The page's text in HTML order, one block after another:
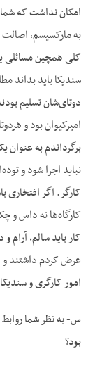
امکان نداشت که شما
سندیکا باید بداند
دوتای‌شان تسلیم
امیرکیوان بود و
برگرداندم به عنوان
نباید اجرا شود و
کارگر. اگر
کارگاه‌ها نه داس و
کار باید سالم، آرام
عرض کردم داشتند
امور کارگری و
س- به نظر شما روابط
بود؟